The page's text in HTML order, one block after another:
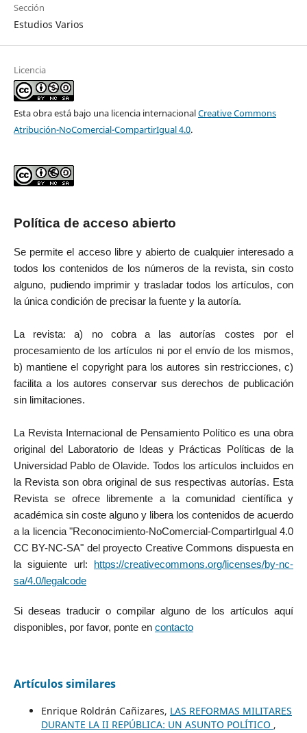
Sección
Estudios Varios
Licencia
Esta obra está bajo una licencia internacionalCreative Commons
Atribución-NoComercial-CompartirIgual 4.0.
Política de acceso abierto
Se permite el acceso libre y abierto de cualquier interesado a
todos los contenidos de los números de la revista, sin costo
alguno, pudiendo imprimir y trasladar todos los artículos, con
la única condición de precisar la fuente y la autoría.
La revista: a) no cobra a las autorías costes por el
procesamiento de los artículos ni por el envío de los mismos,
b) mantiene el copyright para los autores sin restricciones, c)
facilita a los autores conservar sus derechos de publicación
sin limitaciones.
La Revista Internacional de Pensamiento Político es una obra
original del Laboratorio de Ideas y Prácticas Políticas de la
Universidad Pablo de Olavide. Todos los artículos incluidos en
la Revista son obra original de sus respectivas autorías. Esta
Revista se ofrece libremente a la comunidad científica y
académica sin coste alguno y libera los contenidos de acuerdo
a la licencia "Reconocimiento-NoComercial-CompartirIgual 4.0
CC BY-NC-SA" del proyecto Creative Commons dispuesta en
la siguiente url:
https://creativecommons.org/licenses/by-nc-
sa/4.0/legalcode
Si deseas traducir o compilar alguno de los artículos aquí
disponibles, por favor, ponte en contacto
Artículos similares
Enrique Roldrán Cañizares, LAS REFORMAS MILITARES
DURANTE LA II REPÚBLICA: UN ASUNTO POLÍTICO ,